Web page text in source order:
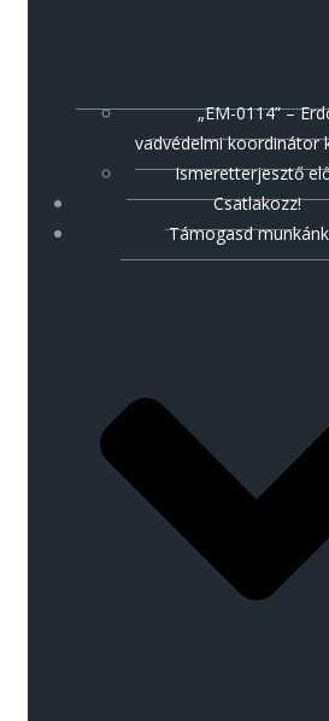
„EM-0114” –
vadvédelmi koordinátor
Ismeretterjesztő
Csatlakozz!
Támogasd